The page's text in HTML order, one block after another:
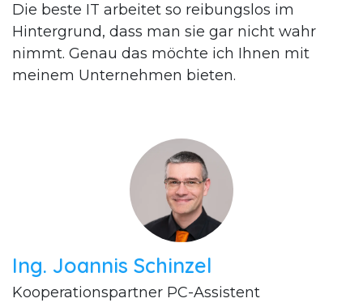
Die beste IT arbeitet so reibungslos im
Hintergrund, dass man sie gar nicht wahr
nimmt. Genau das möchte ich Ihnen mit
meinem Unternehmen bieten.
Ing. Joannis Schinzel
Kooperationspartner PC-Assistent